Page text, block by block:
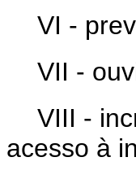
VI -
VII -
VIII -
acesso à